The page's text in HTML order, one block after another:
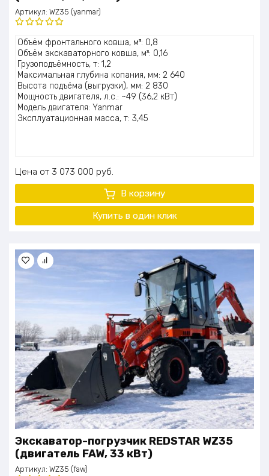
Артикул: WZ35 (yanmar)
Оценка
5.00из 5
Объём фронтального ковша, м³: 0,8
Объём экскаваторного ковша, м³: 0,16
Грузоподъёмность, т: 1,2
Максимальная глубина копания, мм: 2 640
Высота подъёма (выгрузки), мм: 2 830
Мощность двигателя, л.с.: ~49 (36,2 кВт)
Модель двигателя: Yanmar
Эксплуатационная масса, т: 3,45
Цена 3 073 000 руб.
В корзину
Купить в один клик
Экскаватор-погрузчик REDSTAR WZ35
(двигатель FAW, 33 кВт)
Артикул: WZ35 (faw)